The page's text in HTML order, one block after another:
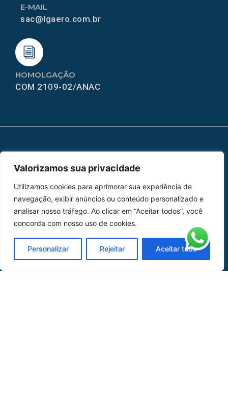
Valorizamos sua privacidade
Utilizamos cookies para aprimorar sua experiência de
navegação, exibir anúncios ou conteúdo personalizado e
analisar nosso tráfego. Ao clicar em “Aceitar todos”, você
concorda com nosso uso de cookies.
Personalizar Rejeitar Aceitar tudo
HOMOLGAÇÃO
COM 2109-02/ANAC
E-MAIL
sac@lgaero.com.br
Home
Peças
Catálogo de Aplicações
Oficina de Mangueiras